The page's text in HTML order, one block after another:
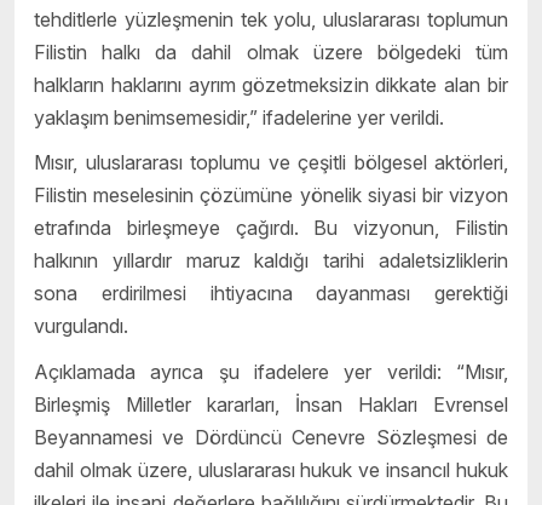
tehditlerle yüzleşmenin tek yolu, uluslararası toplumun
Filistin halkı da dahil olmak üzere bölgedeki tüm
halkların haklarını ayrım gözetmeksizin dikkate alan bir
yaklaşım benimsemesidir,” ifadelerine yer verildi.
Mısır, uluslararası toplumu ve çeşitli bölgesel aktörleri,
Filistin meselesinin çözümüne yönelik siyasi bir vizyon
etrafında birleşmeye çağırdı. Bu vizyonun, Filistin
halkının yıllardır maruz kaldığı tarihi adaletsizliklerin
sona erdirilmesi ihtiyacına dayanması gerektiği
vurgulandı.
Açıklamada ayrıca şu ifadelere yer verildi: “Mısır,
Birleşmiş Milletler kararları, İnsan Hakları Evrensel
Beyannamesi ve Dördüncü Cenevre Sözleşmesi de
dahil olmak üzere, uluslararası hukuk ve insancıl hukuk